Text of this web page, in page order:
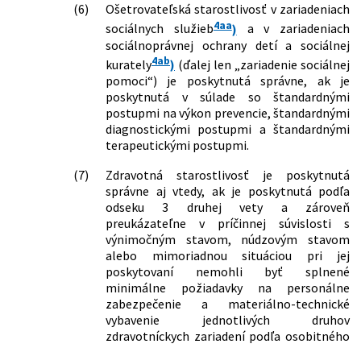
(6)
Ošetrovateľská starostlivosť v zariadeniach
sociálnych služieb4aa) a v zariadeniach
sociálnoprávnej ochrany detí a sociálnej
kurately4ab) (ďalej len „zariadenie sociálnej
pomoci“) je poskytnutá správne, ak je
poskytnutá v súlade so štandardnými
postupmi na výkon prevencie, štandardnými
diagnostickými postupmi a štandardnými
terapeutickými postupmi.
(7)
Zdravotná starostlivosť je poskytnutá
správne aj vtedy, ak je poskytnutá podľa
odseku 3 druhej vety a zároveň
preukázateľne v príčinnej súvislosti s
výnimočným stavom, núdzovým stavom
alebo mimoriadnou situáciou pri jej
poskytovaní nemohli byť splnené
minimálne požiadavky na personálne
zabezpečenie a materiálno-technické
vybavenie jednotlivých druhov
zdravotníckych zariadení podľa osobitného